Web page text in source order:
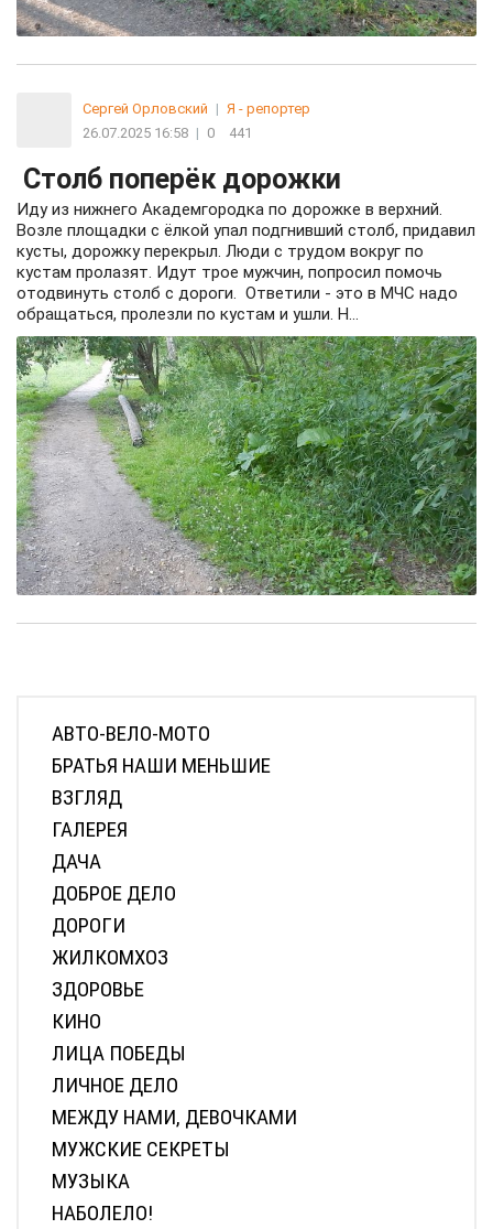
Сергей Орловский | Я - репортер
26.07.2025 16:58 | 0 441
Столб поперёк дорожки
Иду из нижнего Академгородка по дорожке в верхний.
Возле площадки с ёлкой упал подгнивший столб, придавил
кусты, дорожку перекрыл. Люди с трудом вокруг по
кустам пролазят. Идут трое мужчин, попросил помочь
отодвинуть столб с дороги. Ответили - это в МЧС надо
обращаться, пролезли по кустам и ушли. Н...
АВТО-ВЕЛО-МОТО
БРАТЬЯ НАШИ МЕНЬШИЕ
ВЗГЛЯД
ГАЛЕРЕЯ
ДАЧА
ДОБРОЕ ДЕЛО
ДОРОГИ
ЖИЛКОМХОЗ
ЗДОРОВЬЕ
КИНО
ЛИЦА ПОБЕДЫ
ЛИЧНОЕ ДЕЛО
МЕЖДУ НАМИ, ДЕВОЧКАМИ
МУЖСКИЕ СЕКРЕТЫ
МУЗЫКА
НАБОЛЕЛО!